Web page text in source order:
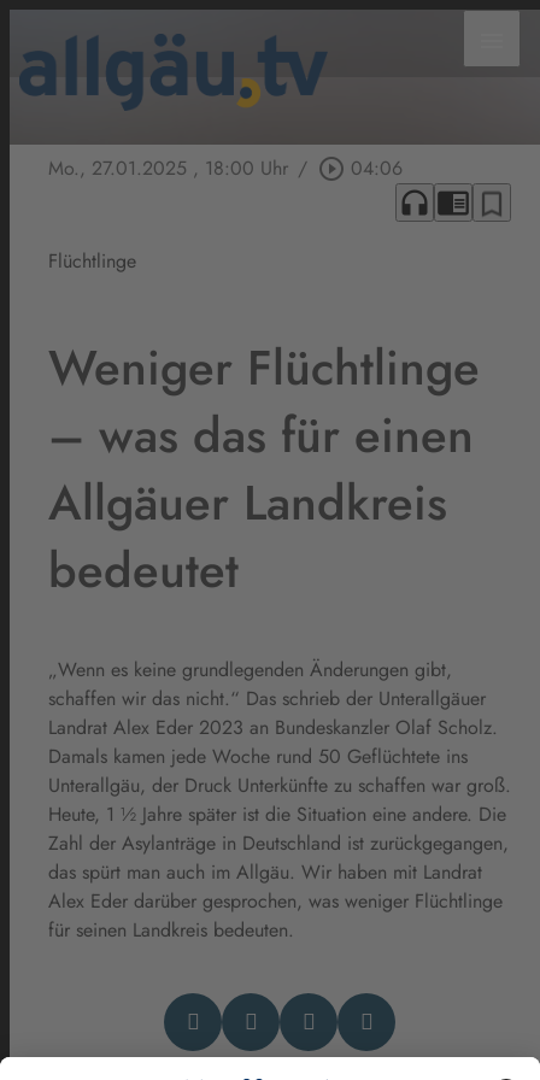
Mo., 27.01.2025 , 18:00 Uhr / play_circle_outline 04:06
headphones chrome_reader_mode bookmark_border
Flüchtlinge
Weniger Flüchtlinge
– was das für einen
Allgäuer Landkreis
bedeutet
„Wenn es keine grundlegenden Änderungen gibt,
schaffen wir das nicht.“ Das schrieb der Unterallgäuer
Landrat Alex Eder 2023 an Bundeskanzler Olaf Scholz.
Damals kamen jede Woche rund 50 Geflüchtete ins
Unterallgäu, der Druck Unterkünfte zu schaffen war groß.
Heute, 1 ½ Jahre später ist die Situation eine andere. Die
Zahl der Asylanträge in Deutschland ist zurückgegangen,
das spürt man auch im Allgäu. Wir haben mit Landrat
Alex Eder darüber gesprochen, was weniger Flüchtlinge
für seinen Landkreis bedeuten.